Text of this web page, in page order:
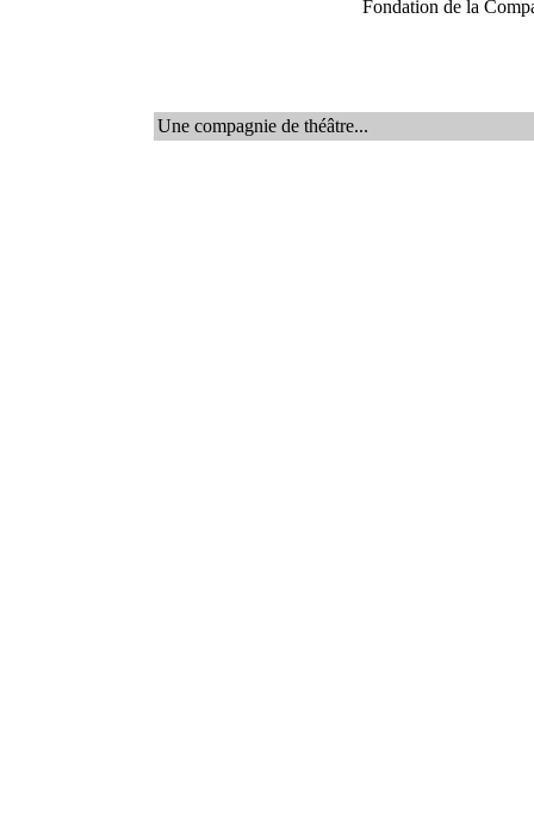
Fondation de la
Une compagnie de théâtre...